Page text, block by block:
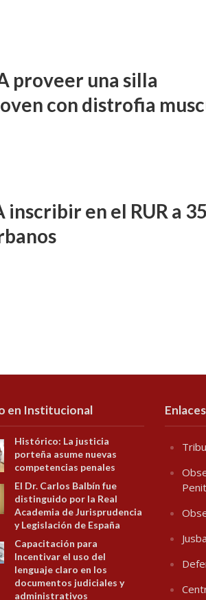
proveer una silla
con distrofia
inscribir en el RUR a 35
en Institucional
Histórico: La justicia
porteña asume nuevas
competencias penales
El Dr. Carlos Balbín fue
distinguido por la Real
Academia de Jurisprudencia
y Legislación de España
Capacitación para
Incentivar el uso del
lenguaje claro en los
documentos judiciales y
administrativos